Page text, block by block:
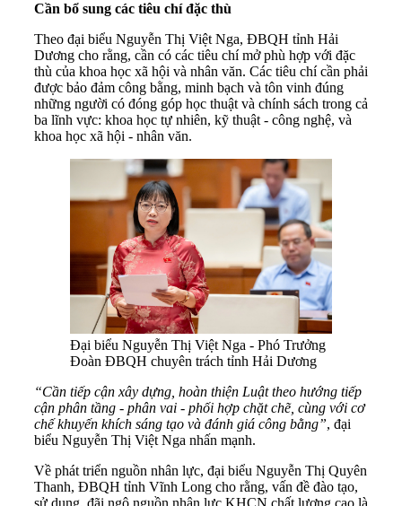
Cần bổ sung các tiêu chí đặc thù
Theo đại biểu Nguyễn Thị Việt Nga, ĐBQH tỉnh Hải
Dương cho rằng, cần có các tiêu chí mở phù hợp với đặc
thù của khoa học xã hội và nhân văn. Các tiêu chí cần phải
được bảo đảm công bằng, minh bạch và tôn vinh đúng
những người có đóng góp học thuật và chính sách trong cả
ba lĩnh vực: khoa học tự nhiên, kỹ thuật - công nghệ, và
khoa học xã hội - nhân văn.
Đại biểu Nguyễn Thị Việt Nga - Phó Trưởng
Đoàn ĐBQH chuyên trách tỉnh Hải Dương
“Cần tiếp cận xây dựng, hoàn thiện Luật theo hướng tiếp
cận phân tầng - phân vai - phối hợp chặt chẽ, cùng với cơ
chế khuyến khích sáng tạo và đánh giá công bằng”, đại
biểu Nguyễn Thị Việt Nga nhấn mạnh.
Về phát triển nguồn nhân lực, đại biểu Nguyễn Thị Quyên
Thanh, ĐBQH tỉnh Vĩnh Long cho rằng, vấn đề đào tạo,